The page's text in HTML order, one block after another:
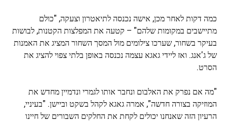
כמה דקות לאחר מכן, אישה נכנסה לתיאטרון וצעקה, "כולם
מתיישבים במקומות שלהם" – קטעה את המפלצות הקטנות, לבושות
בעיקר בשחור, שערכו צילומים מול המסך השחור המציג את האמנות
של ג'אנג. ואז ליידי גאגא עצמה נכנסה באופן בלתי צפוי להציג את
הסרט.
"מה אם נפרק את האלבום ונחבר אותו לגמרי ונדמיין מחדש את
המוזיקה בצורה חדשה", אמרה גאגא לקהל בשקט וביישן. "בעיניי,
הרעיון הזה שאנחנו יכולים לקחת את החלקים השבורים של חיינו